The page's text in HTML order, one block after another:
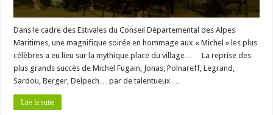
Dans le cadre des Estivales du Conseil Départemental des Alpes
Maritimes, une magnifique soirée en hommage aux « Michel » les plus
célèbres a eu lieu sur la mythique place du village… La reprise des
plus grands succès de Michel Fugain, Jonas, Polnareff, Legrand,
Sardou, Berger, Delpech… par de talentueux …
Lire la suite